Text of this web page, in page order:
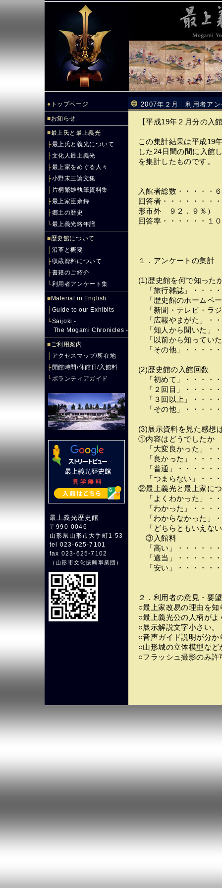
● トップページ
■お知らせ
■最上氏と最上義光
├最上氏と義光について
├文化人最上義光
├最上家をめぐる人々
├小野末三論文集
├ 片桐繁雄執筆資料集
├最上家臣余録
├郷土の歴史
└最上義光略年譜
■歴史館について
├沿革と概要
├収蔵資料について
├書籍のご紹介
└利用者アンケート集
■ Material in English
├Guide to our Exhibits
└Saijoki -
The Mogami Chronicles -
■ご利用案内
├アクセスマップ/所在地
├開館時間/休館日/入館料
└ボランティアガイド
最上義光歴史館
〒990-0046
山形県山形市大手町1-53
tel 023-625-7101
fax 023-625-7102
（山形市文化振興事業団 ）
2007年２月 利用者アン
【平成19年２月分の入
この集計結果は平成19
した24日間の間に入館
を集計したものです。
入館者総数・・・・・
回答者・・・・・・
形市外 ９２．９％）
回答率・・・・・・１
１．アンケートの集計
(1)歴史館を何で知った
「旅行雑誌」・・・
「歴史館のホームペ
「新聞・テレビ・ラ
「広報やまがた」・
「知人から聞いた」
「以前から知ってい
「その他」・・・・
(2)歴史館の入館回数
「初めて」・・・・
「２回目」・・・・
「３回以上」・・・
「その他」・・・・
(3)展示資料を見た感想
①内容はどうでしたか
「大変良かった」・
「良かった」・・・
「普通」・・・・・
「つまらない」・・
②最上義光と最上家に
「よくわかった」・
「わかった」・・・
「わからなかった」
「どちらともいえな
③入館料
「高い」・・・・・
「適当」・・・・・
「安い」・・・・・
２．利用者の意見・要望
○最上家改易の理由を
○最上義光公の人柄がよ
○展示解説文字小さい。
○音声ガイド説明が分か
○山形城の立体模型など
○フラッシュ撮影のみ